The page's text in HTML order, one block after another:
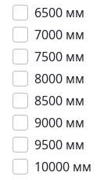
6500 мм
7000 мм
7500 мм
8000 мм
8500 мм
9000 мм
9500 мм
10000 мм